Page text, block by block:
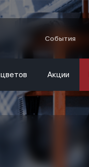
События
Акции